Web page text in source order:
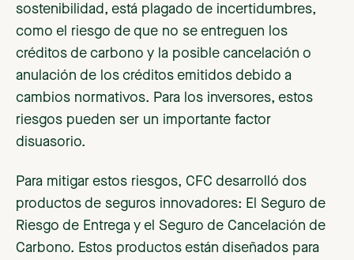
sostenibilidad, está plagado de incertidumbres,
como el riesgo de que no se entreguen los
créditos de carbono y la posible cancelación o
anulación de los créditos emitidos debido a
cambios normativos. Para los inversores, estos
riesgos pueden ser un importante factor
disuasorio.
Para mitigar estos riesgos, CFC desarrolló dos
productos de seguros innovadores: El Seguro de
Riesgo de Entrega y el Seguro de Cancelación de
Carbono. Estos productos están diseñados para